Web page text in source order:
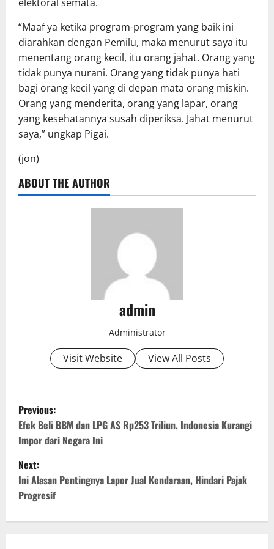
“Maaf ya ketika program-program yang baik ini
diarahkan dengan Pemilu, maka menurut saya itu
menentang orang kecil, itu orang jahat. Orang yang
tidak punya nurani. Orang yang tidak punya hati
bagi orang kecil yang di depan mata orang miskin.
Orang yang menderita, orang yang lapar, orang
yang kesehatannya susah diperiksa. Jahat menurut
saya,” ungkap Pigai.
(jon)
ABOUT THE AUTHOR
admin
Administrator
Visit Website View All Posts
P
o
s
t
n
Previous:
Efek Beli BBM dan LPG AS Rp253 Triliun, Indonesia Kurangi
Impor dari Negara Ini
Next:
Ini Alasan Pentingnya Lapor Jual Kendaraan, Hindari Pajak
Progresif